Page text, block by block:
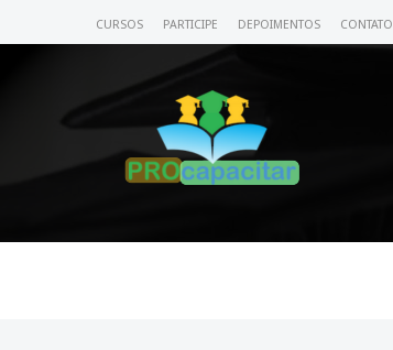
CURSOS PARTICIPE DEPOIMENTOS CONTATO